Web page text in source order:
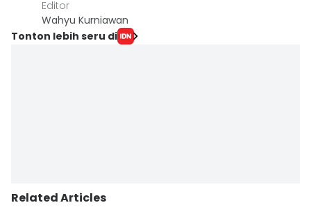
Editor
Wahyu Kurniawan
Tonton lebih seru di
Related Articles